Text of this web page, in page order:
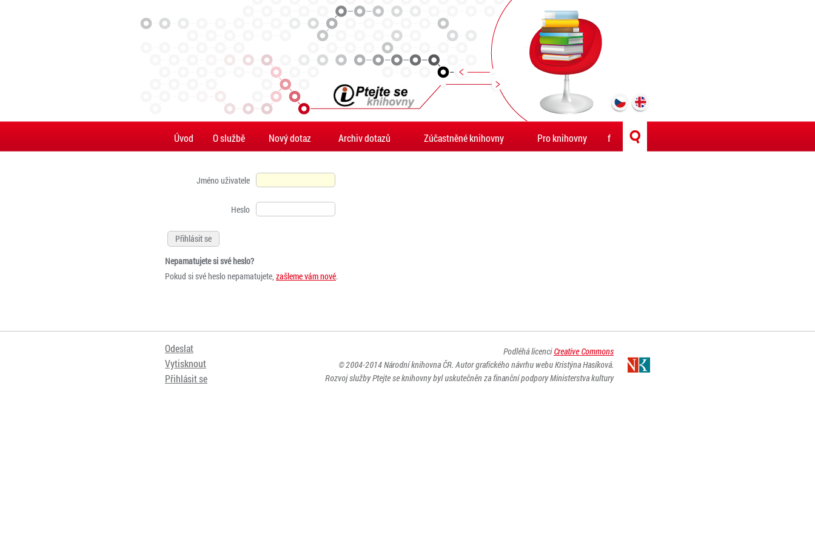
Úvod O službě Nový dotaz Archiv dotazů Zúčastněné knihovny Pro knihovny f
Jméno uživatele
Heslo
Nepamatujete si své heslo?
Pokud si své heslo nepamatujete, zašleme vám nové.
Odeslat
Vytisknout
Přihlásit se
Podléhá licenciCreative Commons
© 2004-2014Národní knihovna ČR. Autor grafického návrhu webu Kristýna Hasíková.
Rozvoj služby Ptejte se knihovny byl uskutečněn za finanční podpory Ministerstva kultury